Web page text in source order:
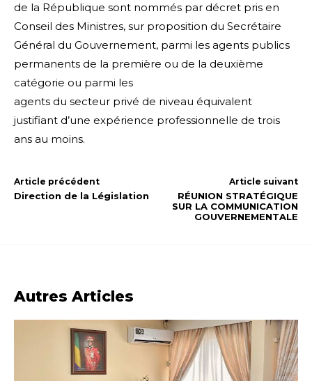
de la République sont nommés par décret pris en
Conseil des Ministres, sur proposition du Secrétaire
Général du Gouvernement, parmi les agents publics
permanents de la première ou de la deuxième
catégorie ou parmi les
agents du secteur privé de niveau équivalent
justifiant d’une expérience professionnelle de trois
ans au moins.
Article précédent
Direction de la Législation
Article suivant
RÉUNION STRATÉGIQUE
SUR LA COMMUNICATION
GOUVERNEMENTALE
Autres Articles